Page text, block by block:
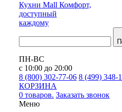
Кухни Mall Комфорт,
доступный
каждому
ПН-ВС
с 10:00 до 20:00
8 (800) 302-77-06 8 (499) 348-
КОРЗИНА
0 товаров. Заказать звонок
Меню